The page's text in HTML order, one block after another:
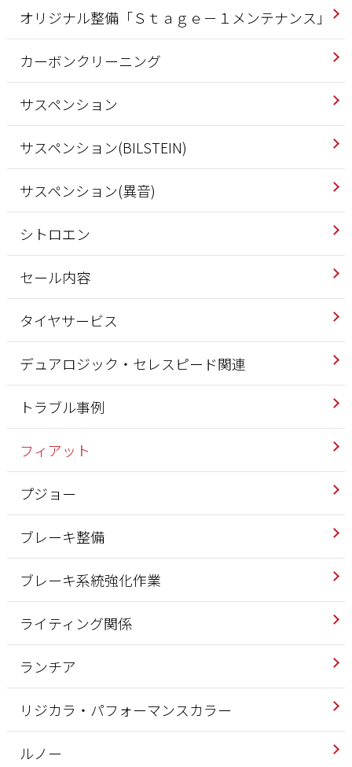
オリジナル整備「Ｓｔａｇｅ－１メンテナンス」
カーボンクリーニング
サスペンション
サスペンション(BILSTEIN)
サスペンション(異音)
シトロエン
セール内容
タイヤサービス
デュアロジック・セレスピード関連
トラブル事例
フィアット
プジョー
ブレーキ整備
ブレーキ系統強化作業
ライティング関係
ランチア
リジカラ・パフォーマンスカラー
ルノー